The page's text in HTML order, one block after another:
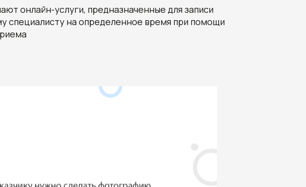
онлайн-услуги, предназначенные для записи
специалисту на определенное время при помощи